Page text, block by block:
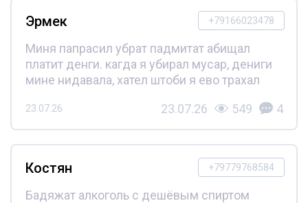
+79166023478
Эрмек
Миня папрасил убрат падмитат абищал
платит денги. кагда я убирал мусар, дениги
мине нидавала, хател штоби я ево трахал
23.07.26 23.07.26 549 4
+79779768584
Костян
Бадяжат алкоголь с дешёвым спиртом